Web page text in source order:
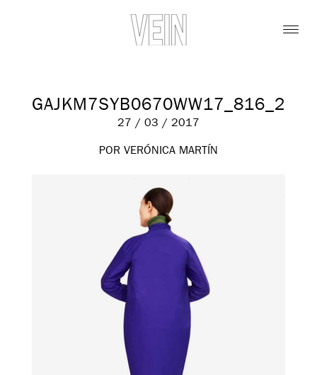
GAJKM7SYB0670WW17_816_2
27 / 03 / 2017
POR VERÓNICA MARTÍN